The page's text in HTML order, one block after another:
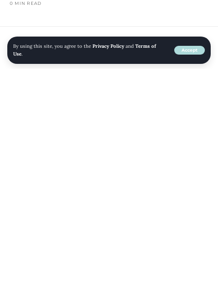
By using this site, you agree to the Privacy Policyand Terms of
Use.
Accept
0 MIN READ
Home» Blog »Amazon Essentials: Jeans Dritti a Vita Alta per Donna –
Colori Esclusivi e Fuori Produzione